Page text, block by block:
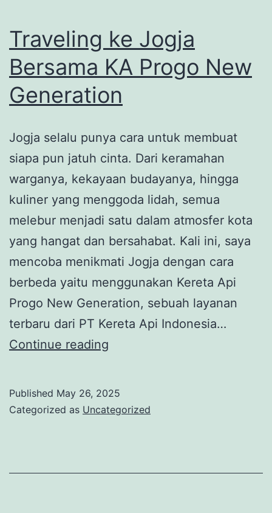
Lorong
Tua
Traveling ke Jogja
Bersama KA Progo New
Generation
Jogja selalu punya cara untuk membuat
siapa pun jatuh cinta. Dari keramahan
warganya, kekayaan budayanya, hingga
kuliner yang menggoda lidah, semua
melebur menjadi satu dalam atmosfer kota
yang hangat dan bersahabat. Kali ini, saya
mencoba menikmati Jogja dengan cara
berbeda yaitu menggunakan Kereta Api
Progo New Generation, sebuah layanan
terbaru dari PT Kereta Api Indonesia…
Continue reading
Bersama
Published May 26, 2025
Categorized as Uncategorized